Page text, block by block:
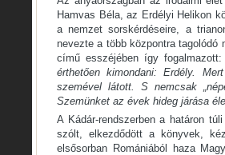
Hamvas Béla, az Erdélyi Helikon
a nemzet sorskérdéseire, a
nevezte a több központra tagolódó
című esszéjében így fogalmazott:
érthetően kimondani: Erdély.
szemével látott. S nemcsak
Szemünket az évek hideg járása
A Kádár-rendszerben a határon
szólt, elkezdődött a könyvek,
elsősorban Romániából haza